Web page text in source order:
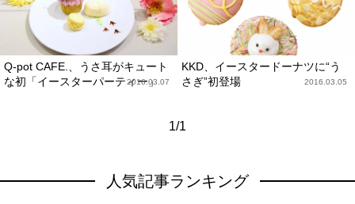
Q-pot CAFE.、うさ耳がキュート
な初「イースターパーティー」
2016.03.07
KKD、イースタードーナツに“う
さぎ”初登場
2016.03.05
1/1
人気記事ランキング